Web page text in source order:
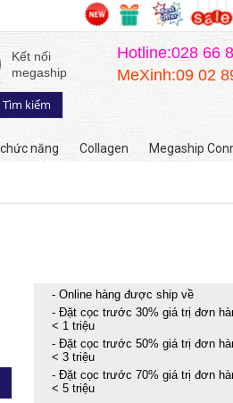
Kết nối
megaship
Hotline:028 66
MeXinh:09 02
năng Collagen Megaship
- Online hàng được ship về
- Đặt cọc trước 30% giá trị đơn
< 1 triệu
- Đặt cọc trước 50% giá trị đơn
< 3 triệu
- Đặt cọc trước 70% giá trị đơn
< 5 triệu